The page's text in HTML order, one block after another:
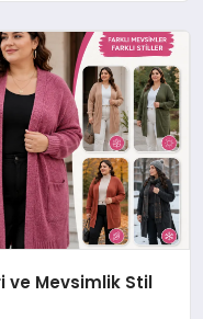
ve Mevsimlik Stil